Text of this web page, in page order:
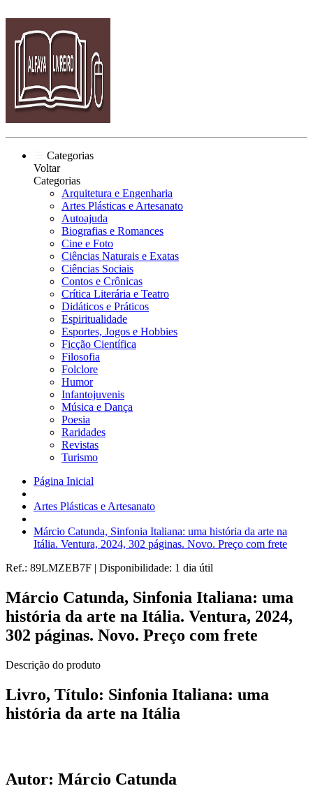
Categorias
Voltar
Categorias
Arquitetura e Engenharia
Artes Plásticas e Artesanato
Autoajuda
Biografias e Romances
Cine e Foto
Ciências Naturais e Exatas
Ciências Sociais
Contos e Crônicas
Crítica Literária e Teatro
Didáticos e Práticos
Espiritualidade
Esportes, Jogos e Hobbies
Ficção Científica
Filosofia
Folclore
Humor
Infantojuvenis
Música e Dança
Poesia
Raridades
Revistas
Turismo
Página Inicial
Artes Plásticas e Artesanato
Márcio Catunda, Sinfonia Italiana: uma história da arte na
Itália. Ventura, 2024, 302 páginas. Novo. Preço com frete
Ref.: 89LMZEB7F | Disponibilidade: 1 dia útil
Márcio Catunda, Sinfonia Italiana: uma
história da arte na Itália. Ventura, 2024,
302 páginas. Novo. Preço com frete
Descrição do produto
Livro, Título: Sinfonia Italiana: uma
história da arte na Itália
Autor: Márcio Catunda